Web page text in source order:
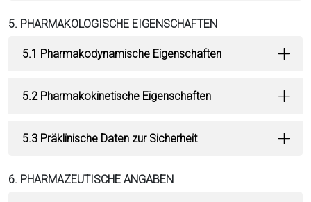
5. PHARMAKOLOGISCHE EIGENSCHAFTEN
5.1 Pharmakodynamische Eigenschaften
5.2 Pharmakokinetische Eigenschaften
5.3 Präklinische Daten zur Sicherheit
6. PHARMAZEUTISCHE ANGABEN